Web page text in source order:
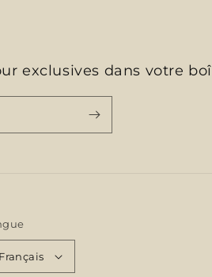
exclusives dans votre
Français